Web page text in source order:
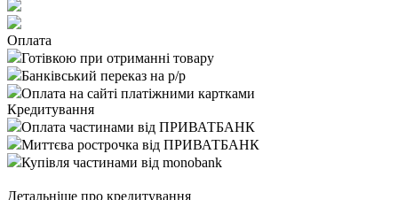
Оплата
Готівкою при отриманні товару
Банківський переказ на р/р
Оплата на сайті платіжними картками
Кредитування
Оплата частинами від ПРИВАТБАНК
Миттєва рострочка від ПРИВАТБАНК
Купівля частинами від monobank
Детальніше про кредитування